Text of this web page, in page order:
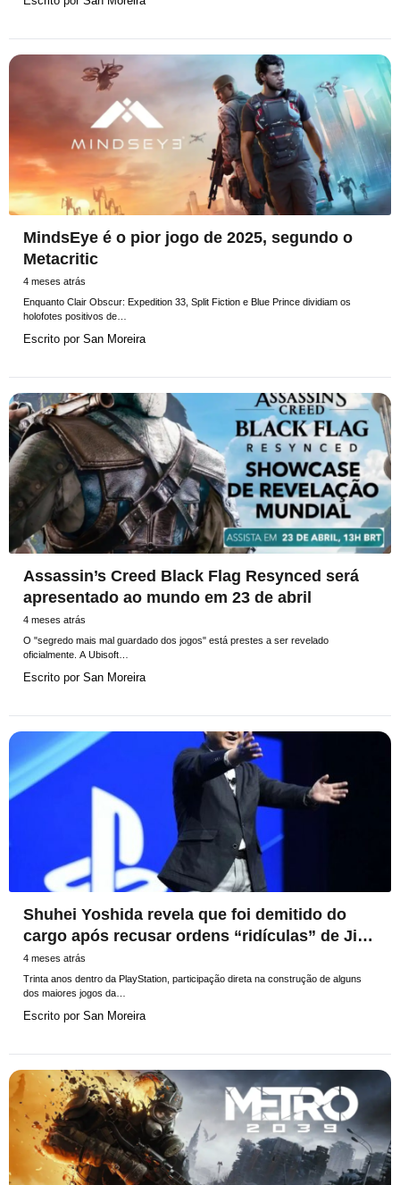
MindsEye é o pior jogo de 2025, segundo o
Metacritic
4 meses atrás
Enquanto Clair Obscur: Expedition 33, Split Fiction e Blue Prince dividiam os
holofotes positivos de…
Escrito por San Moreira
Assassin’s Creed Black Flag Resynced será
apresentado ao mundo em 23 de abril
4 meses atrás
O "segredo mais mal guardado dos jogos" está prestes a ser revelado
oficialmente. A Ubisoft…
Escrito por San Moreira
Shuhei Yoshida revela que foi demitido do
cargo após recusar ordens “ridículas” de Jim
Ryan
4 meses atrás
Trinta anos dentro da PlayStation, participação direta na construção de alguns
dos maiores jogos da…
Escrito por San Moreira